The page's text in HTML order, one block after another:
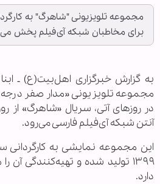
مجموعه تلویزیونی "شاهرگ" به
برای مخاطبان شبکه آی‌فیلم پخش
به گزارش خبرگزاری اهل‌بیت(ع) ـ
مجموعه تلویزیونی «مدار صفر
آنتن شبکه آی‌فیلم فارسی می‌رود.
این مجموعه نمایشی به
۱۳۹۹ تولید شده و تهیه‌کنندگی
دارد.